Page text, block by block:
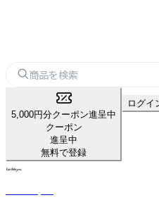
5,000円分クーポン進呈中
クーポン
進呈中
無料で登録
ログイ